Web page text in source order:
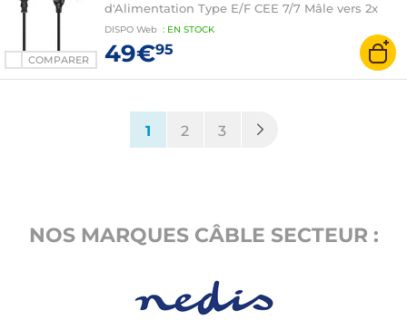
COMPARER
d'Alimentation Type E/F CEE 7/7 Mâle vers 2x
Type F CEE 7/3 Femelle - 10 m
DISPO Web : EN STOCK
49€95
1(current)
2 3
NOS MARQUES CÂBLE SECTEUR :